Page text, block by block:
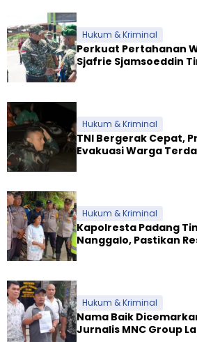
Hukum & Kriminal
Perkuat Pertahanan
Sjafrie Sjamsoeddin
Hukum & Kriminal
TNI Bergerak Cepat,
Evakuasi Warga
Hukum & Kriminal
Kapolresta Padang
Nanggalo, Pastikan
Hukum & Kriminal
Nama Baik
Jurnalis MNC Group